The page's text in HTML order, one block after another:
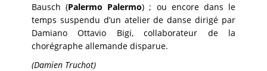
Bausch (Palermo Palermo) ; ou encore dans le
temps suspendu d’un atelier de danse dirigé par
Damiano Ottavio Bigi, collaborateur de la
chorégraphe allemande disparue.
(Damien Truchot)